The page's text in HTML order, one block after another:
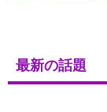
最新の話題